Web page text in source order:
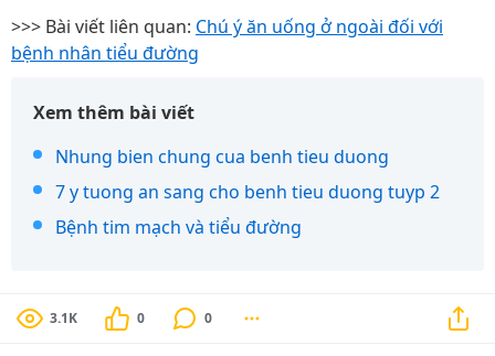
>>> Bài viết liên quan: Chú ý ăn uống ở ngoài đối với
bệnh nhân tiểu đường
Xem thêm bài viết
Nhung bien chung cua benh tieu duong
7 y tuong an sang cho benh tieu duong tuyp 2
Bệnh tim mạch và tiểu đường
3.1K 0 0